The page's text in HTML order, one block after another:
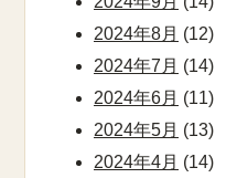
2024年8月 (12)
2024年7月 (14)
2024年6月 (11)
2024年5月 (13)
2024年4月 (14)